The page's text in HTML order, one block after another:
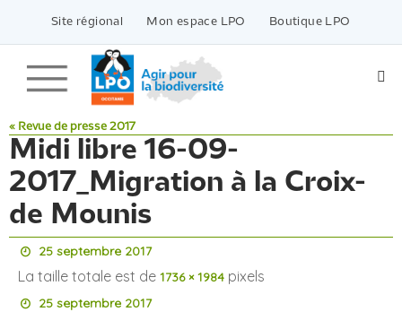
contenu
Site régional Mon espace LPO Boutique LPO
« Revue de presse 2017
Midi libre 16-09-
2017_Migration à la Croix-
de Mounis
25 septembre 2017
La taille totale est de 1736 × 1984 pixels
25 septembre 2017